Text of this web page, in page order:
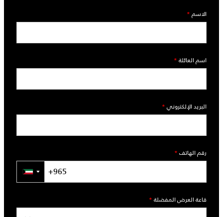
الاسم *
اسم العائلة *
البريد الإلكتروني *
رقم الهاتف *
▼
قاعة العرض المفضلة *